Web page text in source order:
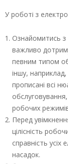
У роботі з
Ознайомитись з
важливо
певним типом
іншу,
прописані всі
робочих
Перед
цілісність
справність усіх
насадок.